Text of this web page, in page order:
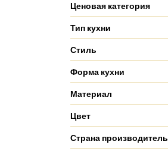
Ценовая категория
Тип кухни
Стиль
Форма кухни
Материал
Цвет
Страна производитель